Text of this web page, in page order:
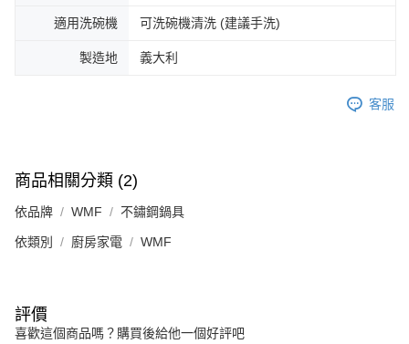
適用洗碗機 可洗碗機清洗 (建議手洗)
製造地 義大利
客服
商品相關分類 (2)
依品牌 WMF 不鏽鋼鍋具
依類別 廚房家電 WMF
評價
喜歡這個商品嗎？購買後給他一個好評吧